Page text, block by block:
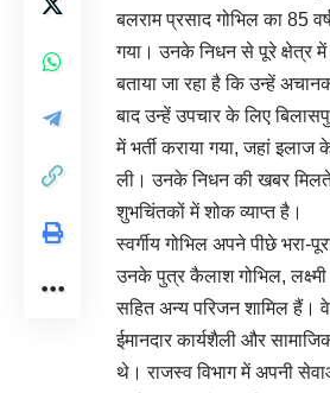
बलराम प्रसाद गोभिल का 85
गया। उनके निधन से पूरे क्षेत्र
बताया जा रहा है कि उन्हें
बाद उन्हें उपचार के लिए
में भर्ती कराया गया, जहां इलाज
ली। उनके निधन की खबर
शुभचिंतकों में शोक व्याप्त है।
स्वर्गीय गोभिल अपने पीछे भरा-
उनके पुत्र कैलाश गोभिल,
सहित अन्य परिजन शामिल हैं।
ईमानदार कार्यशैली और
थे। राजस्व विभाग में अपनी